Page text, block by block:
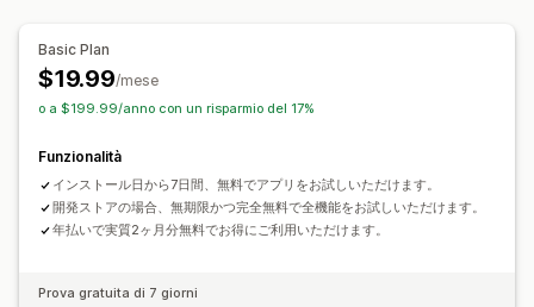
Basic Plan
$19.99/mese
o a $199.99/anno con un risparmio del 17%
Funzionalità
インストール日から7日間、無料でアプリをお試しいただけます。
開発ストアの場合、無期限かつ完全無料で全機能をお試しいただけます。
年払いで実質2ヶ月分無料でお得にご利用いただけます。
Prova gratuita di 7 giorni